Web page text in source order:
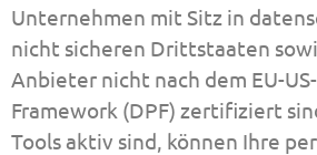
Unternehmen mit Sitz in
nicht sicheren Drittstaaten
Anbieter nicht nach dem EU-
Framework (DPF) zertifiziert
Tools aktiv sind, können Ihre